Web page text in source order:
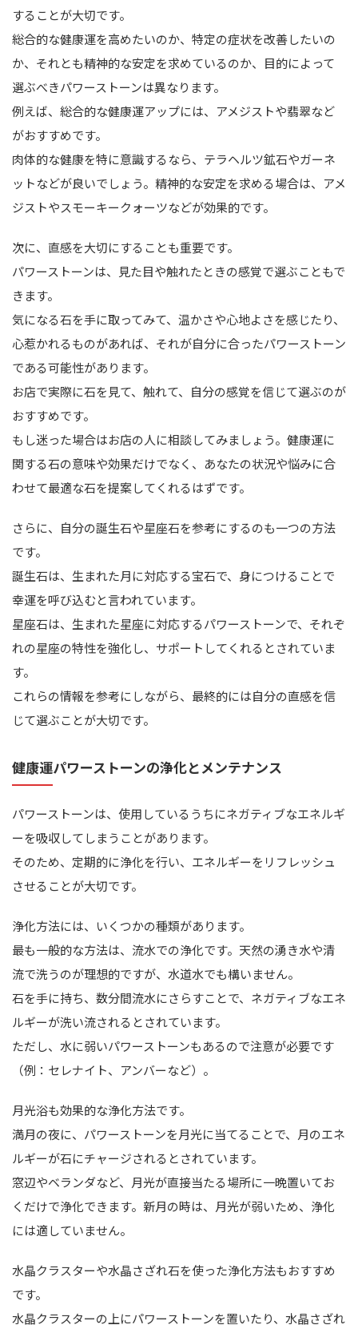
することが大切です。
総合的な健康運を高めたいのか、特定の症状を改善したいの
か、それとも精神的な安定を求めているのか、目的によって
選ぶべきパワーストーンは異なります。
例えば、総合的な健康運アップには、アメジストや翡翠など
がおすすめです。
肉体的な健康を特に意識するなら、テラヘルツ鉱石やガーネ
ットなどが良いでしょう。精神的な安定を求める場合は、アメ
ジストやスモーキークォーツなどが効果的です。
次に、直感を大切にすることも重要です。
パワーストーンは、見た目や触れたときの感覚で選ぶこともで
きます。
気になる石を手に取ってみて、温かさや心地よさを感じたり、
心惹かれるものがあれば、それが自分に合ったパワーストーン
である可能性があります。
お店で実際に石を見て、触れて、自分の感覚を信じて選ぶのが
おすすめです。
もし迷った場合はお店の人に相談してみましょう。健康運に
関する石の意味や効果だけでなく、あなたの状況や悩みに合
わせて最適な石を提案してくれるはずです。
さらに、自分の誕生石や星座石を参考にするのも一つの方法
です。
誕生石は、生まれた月に対応する宝石で、身につけることで
幸運を呼び込むと言われています。
星座石は、生まれた星座に対応するパワーストーンで、それぞ
れの星座の特性を強化し、サポートしてくれるとされていま
す。
これらの情報を参考にしながら、最終的には自分の直感を信
じて選ぶことが大切です。
健康運パワーストーンの浄化とメンテナンス
パワーストーンは、使用しているうちにネガティブなエネルギ
ーを吸収してしまうことがあります。
そのため、定期的に浄化を行い、エネルギーをリフレッシュ
させることが大切です。
浄化方法には、いくつかの種類があります。
最も一般的な方法は、流水での浄化です。天然の湧き水や清
流で洗うのが理想的ですが、水道水でも構いません。
石を手に持ち、数分間流水にさらすことで、ネガティブなエネ
ルギーが洗い流されるとされています。
ただし、水に弱いパワーストーンもあるので注意が必要です
（例：セレナイト、アンバーなど）。
月光浴も効果的な浄化方法です。
満月の夜に、パワーストーンを月光に当てることで、月のエネ
ルギーが石にチャージされるとされています。
窓辺やベランダなど、月光が直接当たる場所に一晩置いてお
くだけで浄化できます。新月の時は、月光が弱いため、浄化
には適していません。
水晶クラスターや水晶さざれ石を使った浄化方法もおすすめ
です。
水晶クラスターの上にパワーストーンを置いたり、水晶さざれ